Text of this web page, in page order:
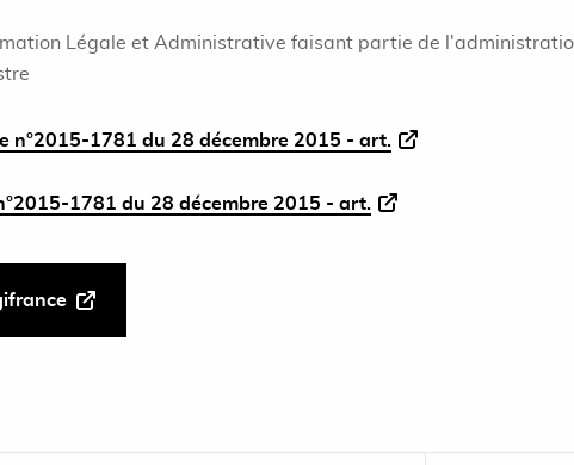
Légale et Administrative faisant partie de
n°2015-1781 du 28 décembre 2015 - art.
1781 du 28 décembre 2015 - art.